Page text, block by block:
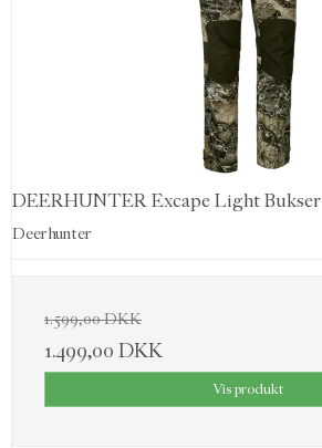
DEERHUNTER Excape Light Bukser
Deerhunter
1.599,00 DKK
1.499,00 DKK
Vis produkt